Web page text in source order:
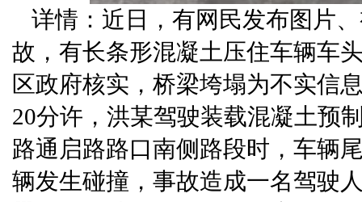
详情：近日，有网民发布图片
故，有长条形混凝土压住车辆车
区政府核实，桥梁垮塌为不实信
20分许，洪某驾驶装载混凝土预
路通启路路口南侧路段时，车辆
辆发生碰撞，事故造成一名驾驶